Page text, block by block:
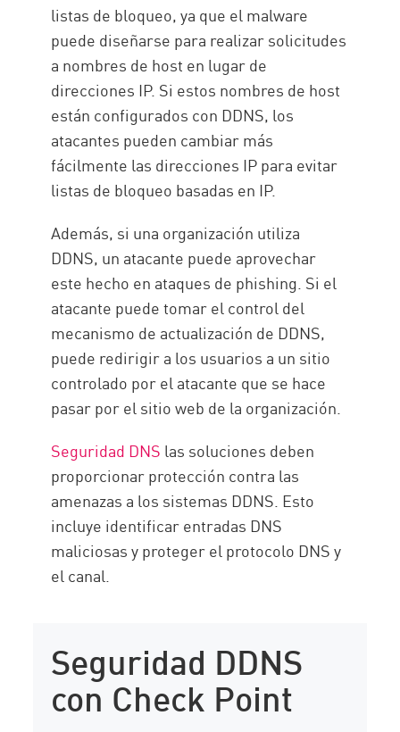
listas de bloqueo, ya que el malware
puede diseñarse para realizar solicitudes
a nombres de host en lugar de
direcciones IP. Si estos nombres de host
están configurados con DDNS, los
atacantes pueden cambiar más
fácilmente las direcciones IP para evitar
listas de bloqueo basadas en IP.
Además, si una organización utiliza
DDNS, un atacante puede aprovechar
este hecho en ataques de phishing. Si el
atacante puede tomar el control del
mecanismo de actualización de DDNS,
puede redirigir a los usuarios a un sitio
controlado por el atacante que se hace
pasar por el sitio web de la organización.
Seguridad DNS las soluciones deben
proporcionar protección contra las
amenazas a los sistemas DDNS. Esto
incluye identificar entradas DNS
maliciosas y proteger el protocolo DNS y
el canal.
Seguridad DDNS
con Check Point